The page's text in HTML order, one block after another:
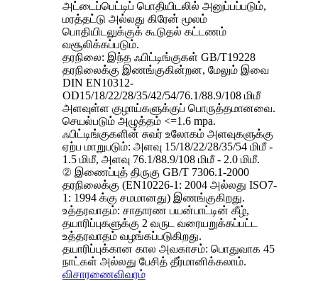
அட்டைப்பெட்டிப் பொதியிடலில் அனுப்பப்படும்,
மரத்தட்டு அல்லது கிரேன் மூலம்
பொதியிடலுக்குக் கூடுதல் கட்டணம்
வசூலிக்கப்படும்.
தரநிலை: இந்த ஃபிட்டிங்குகள் GB/T19228
தரநிலைக்கு இணங்குகின்றன, மேலும் இவை
DIN EN10312-
OD15/18/22/28/35/42/54/76.1/88.9/108 மிமீ
அளவுள்ள குழாய்களுக்குப் பொருத்தமானவை.
செயல்படும் அழுத்தம் <=1.6 mpa.
ஃபிட்டிங்குகளின் சுவர் உலோகம் அளவுகளுக்கு
ஏற்ப மாறுபடும்: அளவு 15/18/22/28/35/54 மிமீ -
1.5 மிமீ, அளவு 76.1/88.9/108 மிமீ - 2.0 மிமீ.
② இணைப்புத் திருகு GB/T 7306.1-2000
தரநிலைக்கு (EN10226-1: 2004 அல்லது ISO7-
1: 1994 க்கு சமமானது) இணங்குகிறது.
உத்தரவாதம்: சாதாரண பயன்பாட்டின் கீழ்,
தயாரிப்புகளுக்கு 2 வருட வரையறுக்கப்பட்ட
உத்தரவாதம் வழங்கப்படுகிறது.
தயாரிப்புக்கான கால அவகாசம்: பொதுவாக 45
நாட்கள் அல்லது பேசித் தீர்மானிக்கலாம்.
விசாரணைவிவரம்